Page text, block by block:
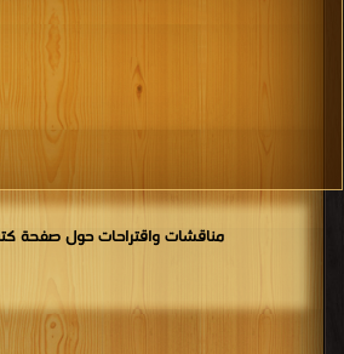
مناقشات واقتراحات حول صفحة